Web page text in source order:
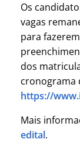
Os
vagas
para
dos
cronograma
https://
Mais
edital.